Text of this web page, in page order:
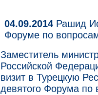
04.09.2014 Рашид
Форуме по
Заместитель
Российской
визит в Турецкую
девятого Форума по